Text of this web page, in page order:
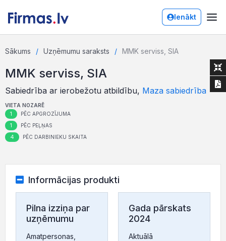
Ienākt
Sākums Uzņēmumu saraksts MMK serviss, SIA
MMK serviss, SIA
Sabiedrība ar ierobežotu atbildību, Maza sabiedrība
VIETA NOZARĒ
1 PĒC APGROZĪJUMA
1 PĒC PEĻŅAS
4 PĒC DARBINIEKU SKAITA
Informācijas produkti
Pilna izziņa par
uzņēmumu
Amatpersonas,
Gada pārskats
2024
Aktuālā